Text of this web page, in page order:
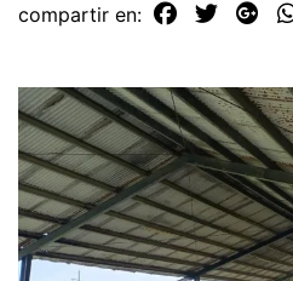
compartir en: